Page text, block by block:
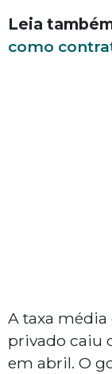
Leia
como
A taxa
privado caiu
em abril. O